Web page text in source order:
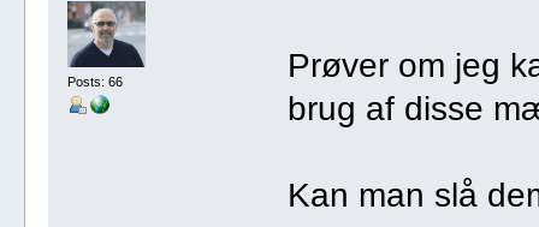
Posts: 66
Prøver om jeg
brug af disse
Kan man slå